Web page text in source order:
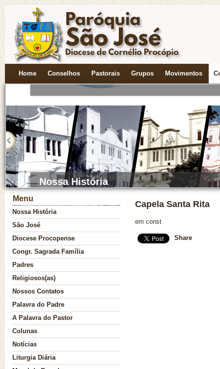
Home Conselhos Pastorais Grupos Movimentos
Nossa História
Cada Comunidade uma Nova Vocação
Novena a Nossa S. do Perpétuo
Capela Santa Rita
em const
Share
Menu
Nossa História
São José
Diocese Procopense
Congr. Sagrada Família
Padres
Religiosos(as)
Nossos Contatos
Palavra do Padre
A Palavra do Pastor
Colunas
Notícias
Liturgia Diária